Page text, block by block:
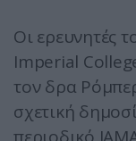
Οι ερευνητές
Imperial
τον δρα
σχετική